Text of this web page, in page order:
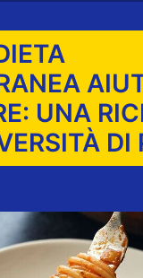
UNA
DI